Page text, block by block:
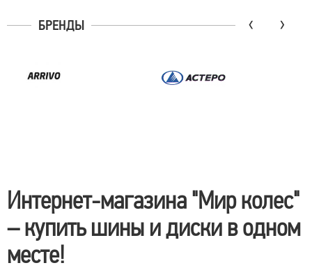
БРЕНДЫ ‹ ›
Интернет-магазина "Мир колес"
– купить шины и диски в одном
месте!